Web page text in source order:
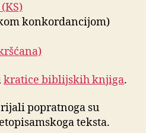
konkordancijom)
kratice biblijskih knjiga.
popratnoga su
teksta.